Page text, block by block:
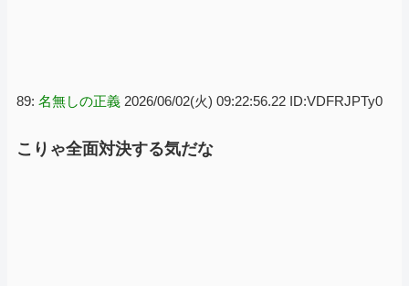
89: 名無しの正義 2026/06/02(火) 09:22:56.22 ID:VDFRJPTy0
こりゃ全面対決する気だな